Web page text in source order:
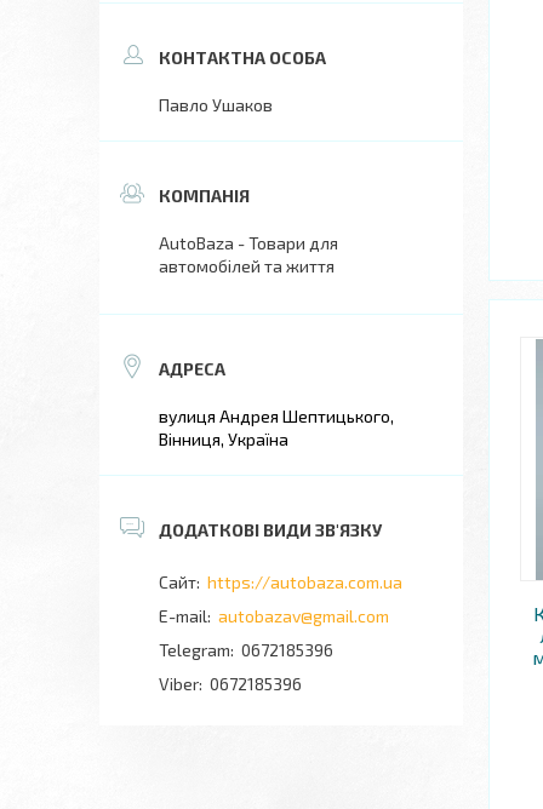
Павло Ушаков
AutoBaza - Товари для
автомобілей та життя
вулиця Андрея Шептицького,
Вінниця, Україна
https://autobaza.com.ua
autobazav@gmail.com
0672185396
0672185396